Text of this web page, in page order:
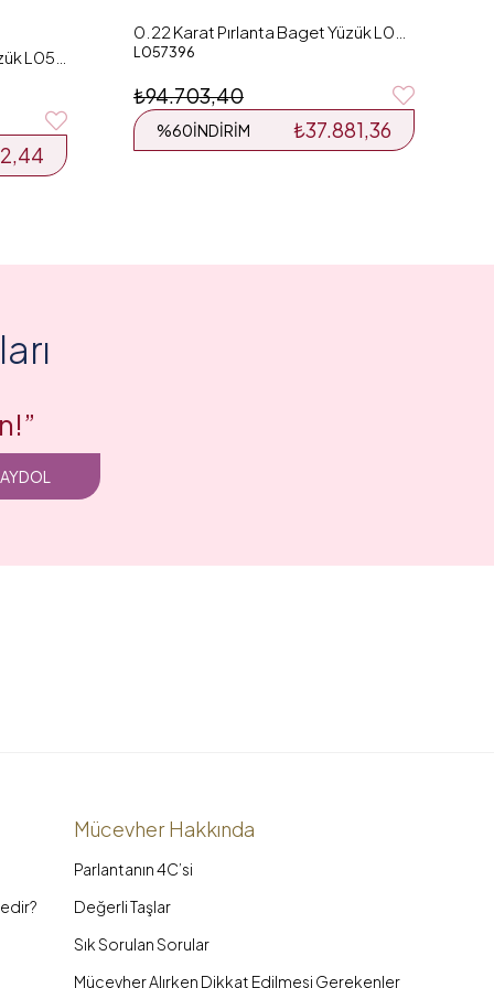
L057396
₺37.881,36
%60İNDIRIM
₺94.703,40
Mücevher Hakkında
Parlantanın 4C’si
Değerli Taşlar
Sık Sorulan Sorular
Mücevher Alırken Dikkat Edilmesi Gerekenler